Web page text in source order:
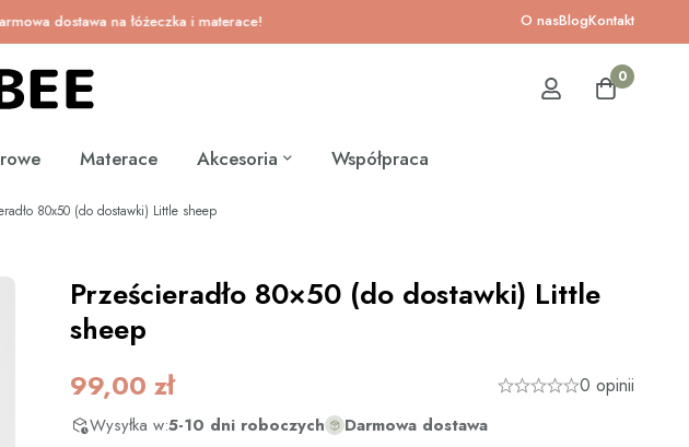
dostawa na łóżeczka i materace! O nasBlogKontakt
0
Materace Akcesoria Współpraca
80x50 (do dostawki) Little sheep
Prześcieradło 80×50 (do dostawki) Little
sheep
99,00 zł 0 opinii
Wysyłka w:5-10 dni roboczych Darmowa dostawa